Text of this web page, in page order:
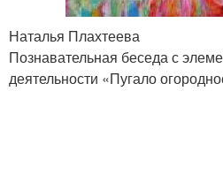
Наталья Плахтеева
Познавательная беседа с
деятельности «Пугало